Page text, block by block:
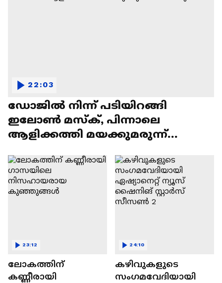
ഡോജിൽ നിന്ന് പടിയിറങ്ങി
ഇലോൺ മസ്ക്, പിന്നാലെ
ആളിക്കത്തി മയക്കുമരുന്ന്
22:03
ലോകത്തിന്
കണ്ണീരായി
23:12
കഴിവുകളുടെ
സംഗമവേദിയായി
24:10